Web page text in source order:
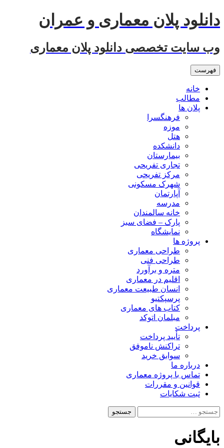
رفتن
به
دانلود پلان معماری و عمران
وب سایت تخصصی دانلود پلان معماری
فهرست
خانه
مطالب
پلان ها
فرهنگسرا
موزه
هتل
دانشکده
بیمارستان
تجاری تفریحی
مرکز تفریحی
شهرک مسکونی
آپارتمان
مدرسه
خانه سالمندان
پارک – فضای سبز
نمایشگاه
پروژه ها
طراحی معماری
طراحی فنی
متره و برآورد
اقلیم در معماری
انسان طبیعت معماری
پرسپکتیو
کتاب های معماری
مبلمان اتوکد
پرداخت
تأیید پرداخت
تراکنش ناموفق
سوابق خرید
درباره ما
تماس با پروژه معماری
قوانین و مقررات
ثبت شکایات
جستجو
برای:
بایگانی